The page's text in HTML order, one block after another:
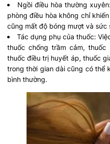
Ngồi điều hòa thường
phòng điều hòa không chỉ
cũng mất độ bóng mượt và sức
Tác dụng phụ của thuốc:
thuốc chống trầm cảm,
thuốc điều trị huyết áp, thuốc
trong thời gian dài cũng có thể
bình thường.